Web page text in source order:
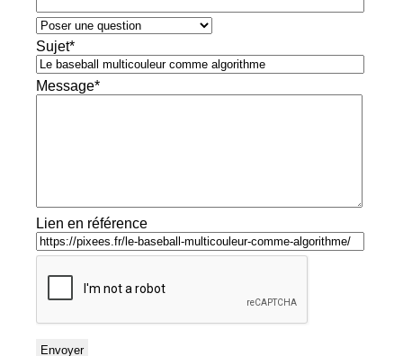
Sujet*
Message*
Lien en référence